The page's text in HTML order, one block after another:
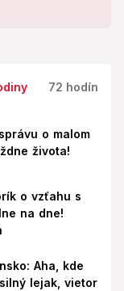
72 hodín
o malom
života!
o vzťahu s
na dne!
Aha, kde
lejak, vietor